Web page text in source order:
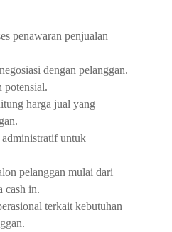
penawaran penjualan
dengan pelanggan.
potensial.
harga jual yang
untuk
pelanggan mulai dari
cash in.
terkait kebutuhan